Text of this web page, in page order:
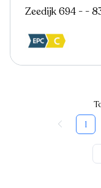
Zeedijk 694 - -
1